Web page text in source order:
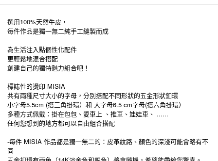
選用100%天然牛皮，
每件作品是獨一無二純手工縫製而成
為生活注入點個性化配件
更輕鬆地混合搭配
創建自己的獨特魅力組合吧！
標誌性的燙印 MISIA
共有兩種尺寸大小的字母，分別搭配不同形狀的五金形狀釦環
小字母5.5cm (搭三角掛環）和 大字母6.5 cm字母(搭六角掛環）
多種方式佩戴：掛在包包、愛車上 、推車、娃娃車、 ......
任何您想到的地方都可以自由組合搭配
-每件 MISIA 作品都是獨一無二的：皮革紋路、顏色的深淺可能會略有不
同